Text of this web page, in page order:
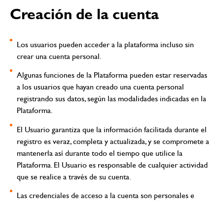
Creación de la cuenta
Los usuarios pueden acceder a la plataforma incluso sin
crear una cuenta personal.
Algunas funciones de la Plataforma pueden estar reservadas
a los usuarios que hayan creado una cuenta personal
registrando sus datos, según las modalidades indicadas en la
Plataforma.
El Usuario garantiza que la información facilitada durante el
registro es veraz, completa y actualizada, y se compromete a
mantenerla así durante todo el tiempo que utilice la
Plataforma. El Usuario es responsable de cualquier actividad
que se realice a través de su cuenta.
Las credenciales de acceso a la cuenta son personales e